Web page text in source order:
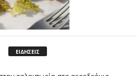
ΕΙΔΗΣΕΙΣ